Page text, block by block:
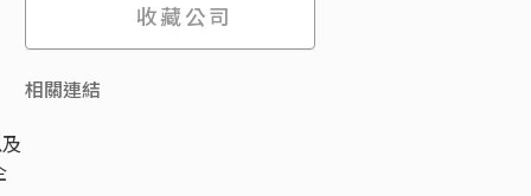
收藏公司
相關連結